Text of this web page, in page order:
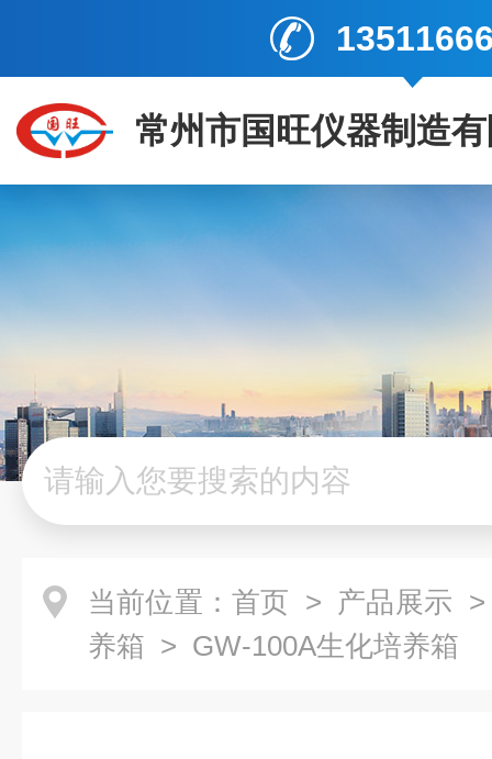
常州市国旺仪器制造
当前位置： 首页 > 产品展示
养箱 > GW-100A生化培养箱